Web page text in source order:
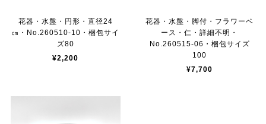
花器・水盤・円形・直径24
㎝・No.260510-10・梱包サイ
ズ80
¥2,200
花器・水盤・脚付・フラワーベ
ース・仁・詳細不明・
No.260515-06・梱包サイズ
100
¥7,700